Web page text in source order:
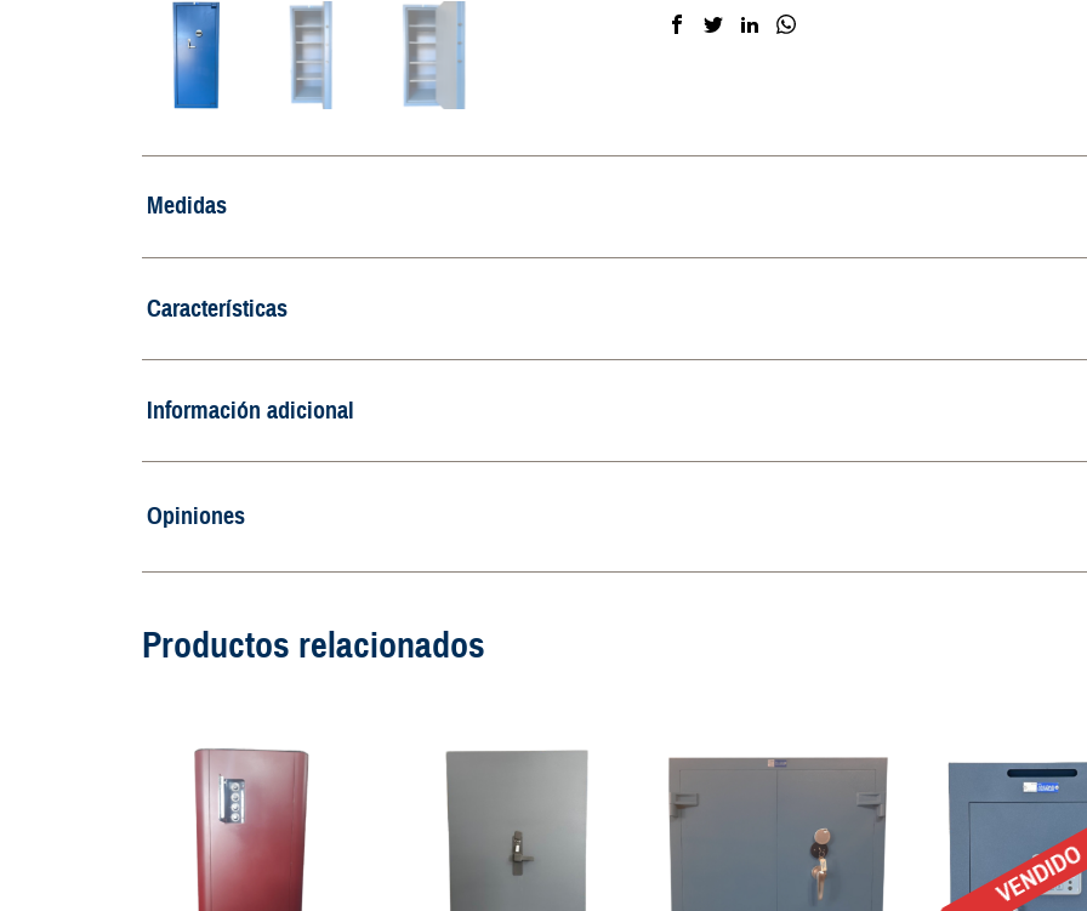
Medidas
Características
Información adicional
Opiniones
Productos relacionados
VENDIDO